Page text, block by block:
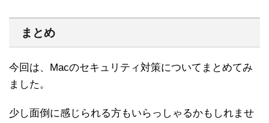
まとめ
今回は、Macのセキュリティ対策についてまとめてみ
ました。
少し面倒に感じられる方もいらっしゃるかもしれませ